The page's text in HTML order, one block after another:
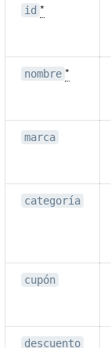
id *
nombre *
marca
categoría
cupón
descuento